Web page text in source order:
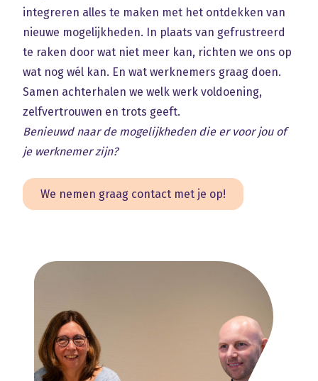
integreren alles te maken met het ontdekken van
nieuwe mogelijkheden. In plaats van gefrustreerd
te raken door wat niet meer kan, richten we ons op
wat nog wél kan. En wat werknemers graag doen.
Samen achterhalen we welk werk voldoening,
zelfvertrouwen en trots geeft.
Benieuwd naar de mogelijkheden die er voor jou of
je werknemer zijn?
We nemen graag contact met je op!